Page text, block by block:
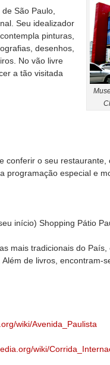
São Paulo,
Seu idealizador
pinturas,
desenhos,
No vão livre
a tão visitada
conferir o seu
programação especial e
início) Shopping Pátio
mais tradicionais do
de livros, encontram-
wiki/Avenida_Paulista
wiki/